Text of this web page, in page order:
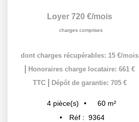
Loyer 720 €/mois
charges comprises
dont charges récupérables: 15 €/mois
Honoraires charge locataire: 661 €
TTC
Dépôt de garantie: 705 €
4 pièce(s) 60 m²
Réf : 9364